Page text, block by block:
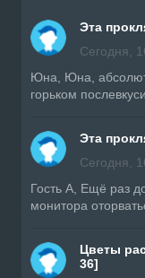
Эта
Сегодня,
Юна, Юна,
горьком
Эта
Сегодня,
Гость А, Ещё раз
монитора
Цветы
36]